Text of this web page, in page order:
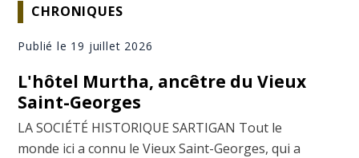
CHRONIQUES
Publié le 19 juillet 2026
L'hôtel Murtha, ancêtre du Vieux
Saint-Georges
LA SOCIÉTÉ HISTORIQUE SARTIGAN Tout le
monde ici a connu le Vieux Saint-Georges, qui a